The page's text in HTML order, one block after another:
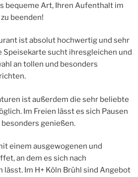
bequeme Art, Ihren Aufenthalt im
beenden!
ist absolut hochwertig und sehr
Speisekarte sucht ihresgleichen und
an tollen und besonders
ist außerdem die sehr beliebte
Im Freien lässt es sich Pausen
genießen.
einem ausgewogenen und
an dem es sich nach
lässt. Im H+ Köln Brühl sind Angebot